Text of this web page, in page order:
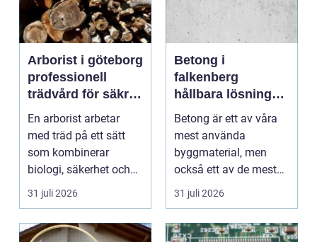
Arborist i göteborg
professionell
trädvård för säkra
och friska träd
En arborist arbetar
med träd på ett sätt
som kombinerar
biologi, säkerhet och
hantverk. I en stad so...
31 juli 2026
Betong i
falkenberg
hållbara lösningar
för grund, golv
och utemiljö
Betong är ett av våra
mest använda
byggmaterial, men
också ett av de mest
missförstådda. Många
tänke...
31 juli 2026